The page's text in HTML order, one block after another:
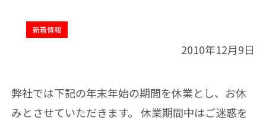
新着情報
2010年12月9日
弊社では下記の年末年始の期間を休業とし、お休
みとさせていただきます。 休業期間中はご迷惑を